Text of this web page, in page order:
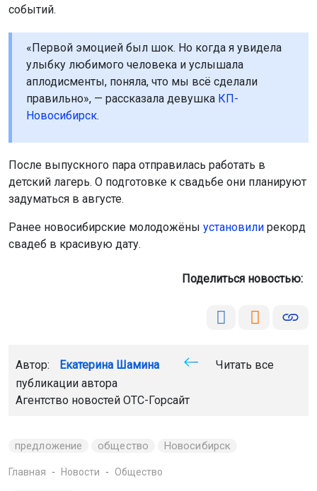
событий.
«Первой эмоцией был шок. Но когда я увидела
улыбку любимого человека и услышала
аплодисменты, поняла, что мы всё сделали
правильно», — рассказала девушка КП-
Новосибирск.
После выпускного пара отправилась работать в
детский лагерь. О подготовке к свадьбе они планируют
задуматься в августе.
Ранее новосибирские молодожёны установили рекорд
свадеб в красивую дату.
Поделиться новостью:
Автор: Екатерина Шамина
Читать все
публикации автора
Агентство новостей ОТС-Горсайт
предложение общество Новосибирск
Главная Новости Общество